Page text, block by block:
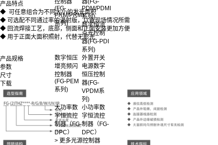
控制器
(FG-
PRM/PRMI
系列)
器(FG-
PDM/PDMI
系列)
数字恒流
点光控制
器(FG-PDI
系列)
数字恒压
增亮频闪
控制器
(FG-PEM
系列)
外置开关
电源数字
恒压控制
器(FG-
VPDM系
列)
大功率数
字恒流控
制器（FG-
DPC）
小功率数
字恒流控
制器（FG-
DPC）
> 更多光源控制器
产品特点
◆ 可任意组合为不同大小的发光面积
◆ 可选配不同通过率的漫射版，以备现场情况所需
◆ 回流焊接工艺，底部，侧面和正面安装更加方便
◆ 用于正面大面积照射，代替无影光
产品规格
参数
尺寸
下载